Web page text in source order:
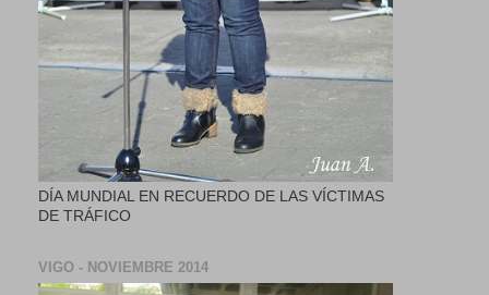
DÍA MUNDIAL EN RECUERDO DE LAS VÍCTIMAS
DE TRÁFICO
VIGO - NOVIEMBRE 2014